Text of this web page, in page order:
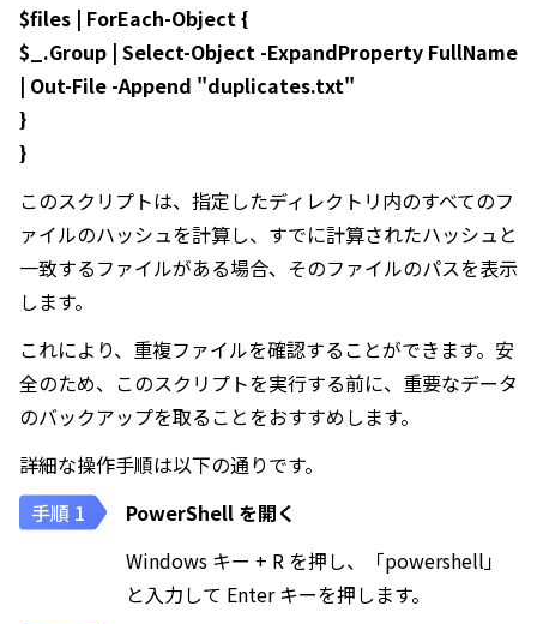
$files | ForEach-Object {
$_.Group | Select-Object -ExpandProperty FullName
| Out-File -Append "duplicates.txt"
}
}
このスクリプトは、指定したディレクトリ内のすべてのフ
ァイルのハッシュを計算し、すでに計算されたハッシュと
一致するファイルがある場合、そのファイルのパスを表示
します。
これにより、重複ファイルを確認することができます。安
全のため、このスクリプトを実行する前に、重要なデータ
のバックアップを取ることをおすすめします。
詳細な操作手順は以下の通りです。
PowerShell を開く
Windows キー + R を押し、「powershell」
と入力して Enter キーを押します。